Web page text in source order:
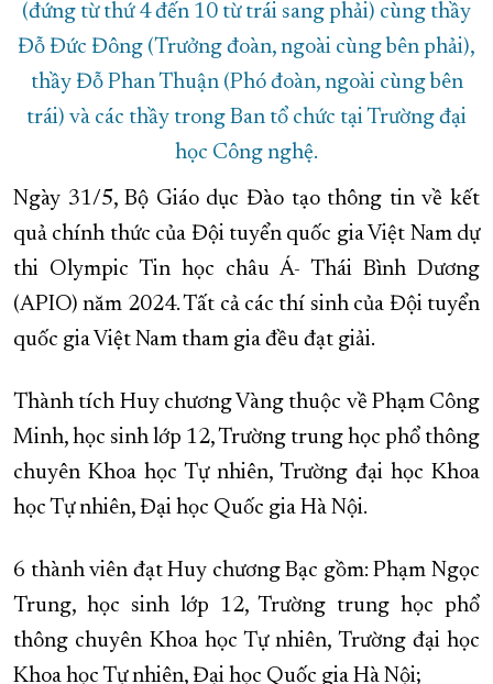
(đứng từ thứ 4 đến 10 từ trái sang phải) cùng thầy
Đỗ Đức Đông (Trưởng đoàn, ngoài cùng bên phải),
thầy Đỗ Phan Thuận (Phó đoàn, ngoài cùng bên
trái) và các thầy trong Ban tổ chức tại Trường đại
học Công nghệ.
Ngày 31/5, Bộ Giáo dục Đào tạo thông tin về kết
quả chính thức của Đội tuyển quốc gia Việt Nam dự
thi Olympic Tin học châu Á- Thái Bình Dương
(APIO) năm 2024. Tất cả các thí sinh của Đội tuyển
quốc gia Việt Nam tham gia đều đạt giải.
Thành tích Huy chương Vàng thuộc về Phạm Công
Minh, học sinh lớp 12, Trường trung học phổ thông
chuyên Khoa học Tự nhiên, Trường đại học Khoa
học Tự nhiên, Đại học Quốc gia Hà Nội.
6 thành viên đạt Huy chương Bạc gồm: Phạm Ngọc
Trung, học sinh lớp 12, Trường trung học phổ
thông chuyên Khoa học Tự nhiên, Trường đại học
Khoa học Tự nhiên, Đại học Quốc gia Hà Nội;